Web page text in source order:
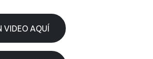
VIDEO AQUÍ